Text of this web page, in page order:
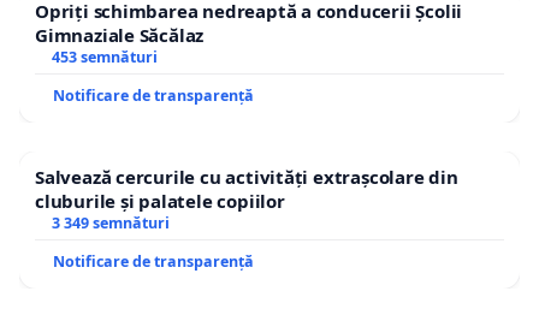
Opriți schimbarea nedreaptă a conducerii Școlii
Gimnaziale Săcălaz
453 semnături
Notificare de transparență
Salvează cercurile cu activități extrașcolare din
cluburile și palatele copiilor
3 349 semnături
Notificare de transparență